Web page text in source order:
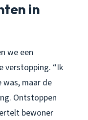
in
we een
verstopping. “Ik
maar de
Ontstoppen
bewoner